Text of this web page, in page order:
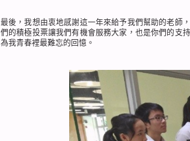
最後，我想由衷地感謝這一年來給予我們幫助的老師
們的積極投票讓我們有機會服務大家，也是你們的支
為我青春裡最難忘的回憶。